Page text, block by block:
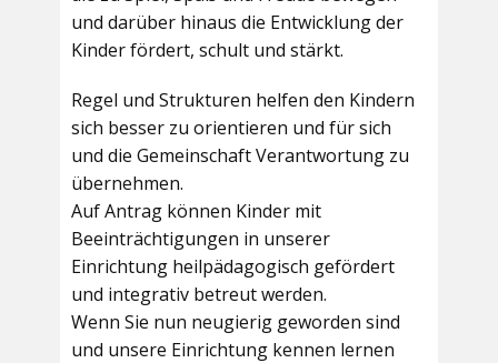
und darüber hinaus die Entwicklung der
Kinder fördert, schult und stärkt.
Regel und Strukturen helfen den Kindern
sich besser zu orientieren und für sich
und die Gemeinschaft Verantwortung zu
übernehmen.
Auf Antrag können Kinder mit
Beeinträchtigungen in unserer
Einrichtung heilpädagogisch gefördert
und integrativ betreut werden.
Wenn Sie nun neugierig geworden sind
und unsere Einrichtung kennen lernen